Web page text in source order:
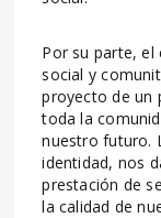
Por su parte,
social y
proyecto de un
toda la
nuestro futuro.
identidad, nos
prestación de
la calidad de